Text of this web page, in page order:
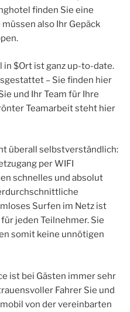
finden Sie eine
also Ihr Gepäck
in $Ort ist ganz up-to-date.
– Sie finden hier
und Ihr Team für Ihre
Teamarbeit steht hier
überall selbstverständlich:
per WIFI
schnelles und absolut
Surfen im Netz ist
jeden Teilnehmer. Sie
somit keine unnötigen
ist bei Gästen immer sehr
Fahrer Sie und
von der vereinbarten